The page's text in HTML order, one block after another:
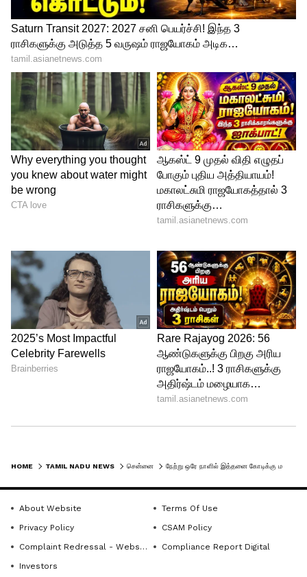
HOME TAMIL NADU NEWS சென்னை
About Website
Terms Of Use
Privacy Policy
CSAM Policy
Complaint Redressal - Website
Compliance Report Digital
Investors